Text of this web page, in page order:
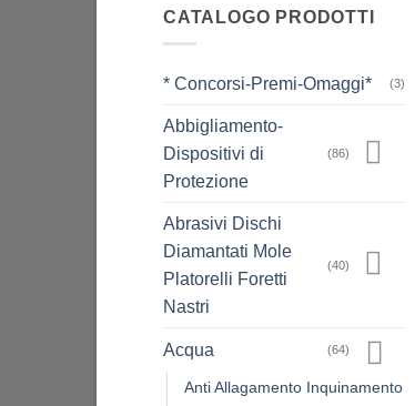
CATALOGO PRODOTTI
* Concorsi-Premi-Omaggi* (3)
Abbigliamento-
Dispositivi di
Protezione
(86)
Abrasivi Dischi
Diamantati Mole
Platorelli Foretti
Nastri
(40)
Acqua (64)
Anti Allagamento Inquinamento